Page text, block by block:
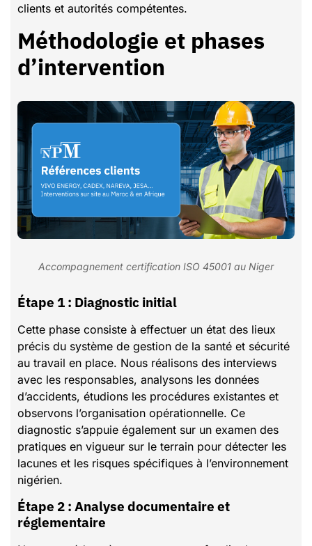
clients et autorités compétentes.
Méthodologie et phases
d’intervention
Accompagnement certification ISO 45001 au Niger
Étape 1 : Diagnostic initial
Cette phase consiste à effectuer un état des lieux
précis du système de gestion de la santé et sécurité
au travail en place. Nous réalisons des interviews
avec les responsables, analysons les données
d’accidents, étudions les procédures existantes et
observons l’organisation opérationnelle. Ce
diagnostic s’appuie également sur un examen des
pratiques en vigueur sur le terrain pour détecter les
lacunes et les risques spécifiques à l’environnement
nigérien.
Étape 2 : Analyse documentaire et
réglementaire